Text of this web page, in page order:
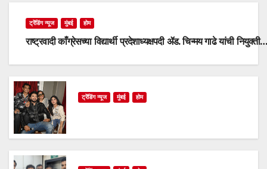
ट्रेंडिंग न्यूज मुंबई होम
राष्ट्रवादी काँग्रेसच्या विद्यार्थी प्रदेशाध्यक्षपदी ॲड. चिन्मय गाढे यांची नियुक्ती…
ट्रेंडिंग न्यूज मुंबई होम